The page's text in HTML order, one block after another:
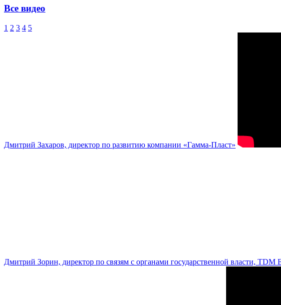
Все видео
1 2 3 4 5
Дмитрий Захаров, директор по развитию компании «Гамма-Пласт»
Дмитрий Зорин, директор по связям с органами государственной власти, TDM